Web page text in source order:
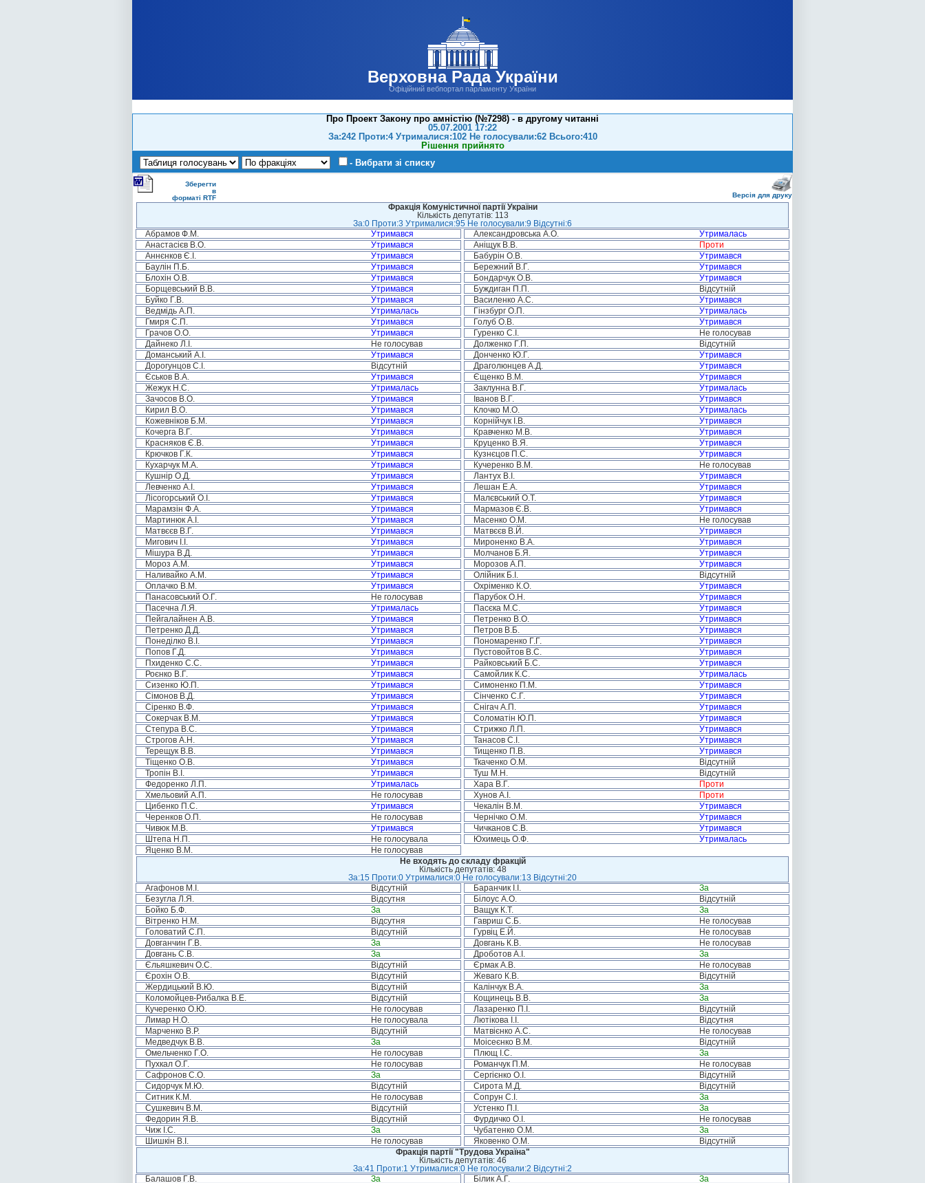
Верховна Рада України
Офіційний вебпортал парламенту України
Про Проект Закону про амністію (№7298) - в другому читанні
05.07.2001 17:22
За:242 Проти:4 Утрималися:102 Не голосували:62 Всього:410
Рішення прийнято
- Вибрати зі списку
Зберегти
в
форматі RTF
Версія для друку
Фракція Комуністичної партії України
Кількість депутатів: 113
За:0 Проти:3 Утрималися:95 Не голосували:9 Відсутні:6
Абрамов Ф.М.
Утримався Александровська А.О.
Утрималась
Анастасієв В.О.
Утримався Аніщук В.В.
Проти
Аннєнков Є.І.
Утримався Бабурін О.В.
Утримався
Баулін П.Б.
Утримався Бережний В.Г.
Утримався
Блохін О.В.
Утримався Бондарчук О.В.
Утримався
Борщевський В.В.
Утримався Буждиган П.П.
Відсутній
Буйко Г.В.
Утримався Василенко А.С.
Утримався
Ведмідь А.П.
Утрималась Гінзбург О.П.
Утрималась
Гмиря С.П.
Утримався Голуб О.В.
Утримався
Грачов О.О.
Утримався Гуренко С.І.
Не голосував
Дайнеко Л.І.
Не голосував Долженко Г.П.
Відсутній
Доманський А.І.
Утримався Донченко Ю.Г.
Утримався
Дорогунцов С.І.
Відсутній Драголюнцев А.Д.
Утримався
Єськов В.А.
Утримався Єщенко В.М.
Утримався
Жежук Н.С.
Утрималась Заклунна В.Г.
Утрималась
Зачосов В.О.
Утримався Іванов В.Г.
Утримався
Кирил В.О.
Утримався Клочко М.О.
Утрималась
Кожевніков Б.М.
Утримався Корнійчук І.В.
Утримався
Кочерга В.Г.
Утримався Кравченко М.В.
Утримався
Красняков Є.В.
Утримався Круценко В.Я.
Утримався
Крючков Г.К.
Утримався Кузнєцов П.С.
Утримався
Кухарчук М.А.
Утримався Кучеренко В.М.
Не голосував
Кушнір О.Д.
Утримався Лантух В.І.
Утримався
Левченко А.І.
Утримався Лешан Е.А.
Утримався
Лісогорський О.І.
Утримався Малєвський О.Т.
Утримався
Марамзін Ф.А.
Утримався Мармазов Є.В.
Утримався
Мартинюк А.І.
Утримався Масенко О.М.
Не голосував
Матвєєв В.Г.
Утримався Матвєєв В.Й.
Утримався
Мигович І.І.
Утримався Мироненко В.А.
Утримався
Мішура В.Д.
Утримався Молчанов Б.Я.
Утримався
Мороз А.М.
Утримався Морозов А.П.
Утримався
Наливайко А.М.
Утримався Олійник Б.І.
Відсутній
Оплачко В.М.
Утримався Охріменко К.О.
Утримався
Панасовський О.Г.
Не голосував Парубок О.Н.
Утримався
Пасечна Л.Я.
Утрималась Пасєка М.С.
Утримався
Пейгалайнен А.В.
Утримався Петренко В.О.
Утримався
Петренко Д.Д.
Утримався Петров В.Б.
Утримався
Понеділко В.І.
Утримався Пономаренко Г.Г.
Утримався
Попов Г.Д.
Утримався Пустовойтов В.С.
Утримався
Пхиденко С.С.
Утримався Райковський Б.С.
Утримався
Роєнко В.Г.
Утримався Самойлик К.С.
Утрималась
Сизенко Ю.П.
Утримався Симоненко П.М.
Утримався
Сімонов В.Д.
Утримався Сінченко С.Г.
Утримався
Сіренко В.Ф.
Утримався Снігач А.П.
Утримався
Сокерчак В.М.
Утримався Соломатін Ю.П.
Утримався
Степура В.С.
Утримався Стрижко Л.П.
Утримався
Строгов А.Н.
Утримався Танасов С.І.
Утримався
Терещук В.В.
Утримався Тищенко П.В.
Утримався
Тіщенко О.В.
Утримався Ткаченко О.М.
Відсутній
Тропін В.І.
Утримався Туш М.Н.
Відсутній
Федоренко Л.П.
Утрималась Хара В.Г.
Проти
Хмельовий А.П.
Не голосував Хунов А.І.
Проти
Цибенко П.С.
Утримався Чекалін В.М.
Утримався
Черенков О.П.
Не голосував Чернічко О.М.
Утримався
Чивюк М.В.
Утримався Чичканов С.В.
Утримався
Штепа Н.П.
Не голосувала Юхимець О.Ф.
Утрималась
Яценко В.М.
Не голосував
Не входять до складу фракцій
Кількість депутатів: 48
За:15 Проти:0 Утрималися:0 Не голосували:13 Відсутні:20
Агафонов М.І.
Відсутній Баранчик І.І.
За
Безугла Л.Я.
Відсутня Білоус А.О.
Відсутній
Бойко Б.Ф.
За Ващук К.Т.
За
Вітренко Н.М.
Відсутня Гавриш С.Б.
Не голосував
Головатий С.П.
Відсутній Гурвіц Е.Й.
Не голосував
Довганчин Г.В.
За Довгань К.В.
Не голосував
Довгань С.В.
За Дроботов А.І.
За
Єльяшкевич О.С.
Відсутній Єрмак А.В.
Не голосував
Єрохін О.В.
Відсутній Жеваго К.В.
Відсутній
Жердицький В.Ю.
Відсутній Калінчук В.А.
За
Коломойцев-Рибалка В.Е.
Відсутній Кощинець В.В.
За
Кучеренко О.Ю.
Не голосував Лазаренко П.І.
Відсутній
Лимар Н.О.
Не голосувала Лютікова І.І.
Відсутня
Марченко В.Р.
Відсутній Матвієнко А.С.
Не голосував
Медведчук В.В.
За Моісеєнко В.М.
Відсутній
Омельченко Г.О.
Не голосував Плющ І.С.
За
Пухкал О.Г.
Не голосував Романчук П.М.
Не голосував
Сафронов С.О.
За Сергієнко О.І.
Відсутній
Сидорчук М.Ю.
Відсутній Сирота М.Д.
Відсутній
Ситник К.М.
Не голосував Сопрун С.І.
За
Сушкевич В.М.
Відсутній Устенко П.І.
За
Федорин Я.В.
Відсутній Фурдичко О.І.
Не голосував
Чиж І.С.
За Чубатенко О.М.
За
Шишкін В.І.
Не голосував Яковенко О.М.
Відсутній
Фракція партії "Трудова Україна"
Кількість депутатів: 46
За:41 Проти:1 Утрималися:0 Не голосували:2 Відсутні:2
Балашов Г.В.
За Білик А.Г.
За